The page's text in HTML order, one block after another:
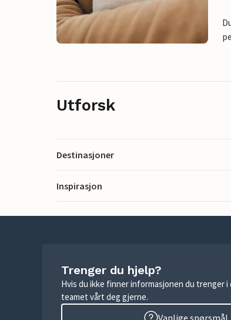
Utforsk
Destinasjoner
Inspirasjon
Trenger du hjelp?
Hvis du ikke finner informasjonen du trenger
teamet vårt deg gjerne.
Vanlige